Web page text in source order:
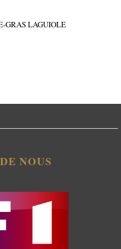
GRAS LAGUIOLE
NOUS